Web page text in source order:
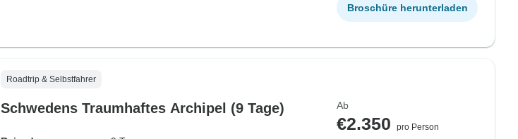
Broschüre herunterladen
Roadtrip & Selbstfahrer
Schwedens Traumhaftes Archipel (9 Tage) Ab
€2.350
pro Person